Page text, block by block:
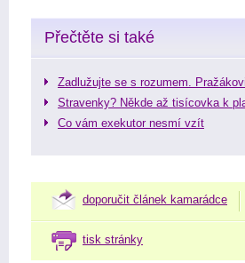
Přečtěte si také
Zadlužujte se s rozumem.
Stravenky? Někde až tisícovka k
Co vám exekutor nesmí vzít
doporučit článek kamarádce
tisk stránky